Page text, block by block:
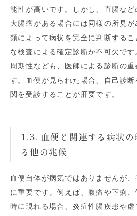
能性が高いです。しかし、直腸な
大腸癌がある場合には同様の所見
類によって病状を完全に判断する
な検査による確定診断が不可欠で
周期性なども、医師による診断の
す。血便が見られた場合、自己診
関を受診することが肝要です。
1.3. 血便と関連する病状の
る他の兆候
血便自体が病気ではありませんが
に重要です。例えば、腹痛や下痢
時に現れる場合、炎症性腸疾患や